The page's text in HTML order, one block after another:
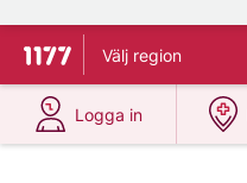
Till startsidan för 1177
Välj region
Logga in
på 1177.se